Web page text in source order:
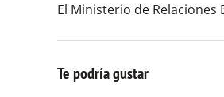
El Ministerio de
Te podría gustar